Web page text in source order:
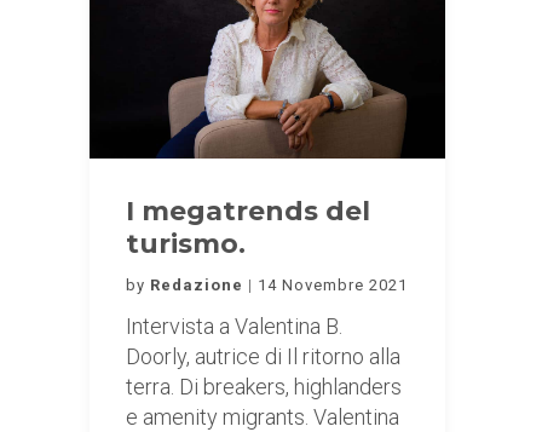
I megatrends del
turismo.
by Redazione 14 Novembre 2021
Intervista a Valentina B.
Doorly, autrice di Il ritorno alla
terra. Di breakers, highlanders
e amenity migrants. Valentina